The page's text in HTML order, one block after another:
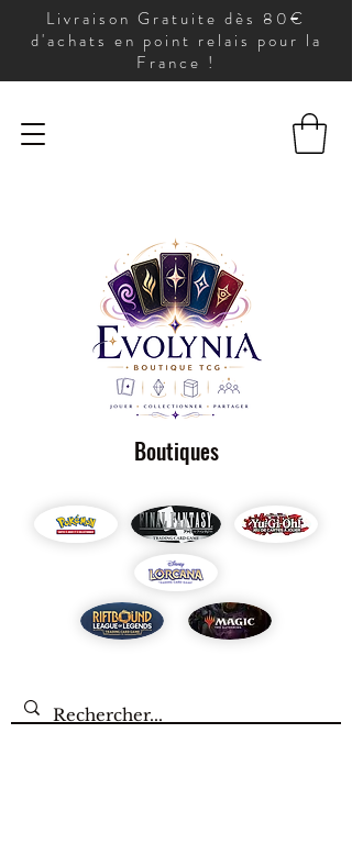
Livraison Gratuite dès 80€
d'achats en point relais pour la
France !
Boutiques